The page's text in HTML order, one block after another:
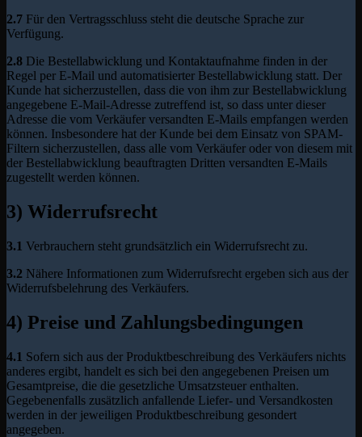
2.7 Für den Vertragsschluss steht die deutsche Sprache zur
Verfügung.
2.8 Die Bestellabwicklung und Kontaktaufnahme finden in der
Regel per E-Mail und automatisierter Bestellabwicklung statt. Der
Kunde hat sicherzustellen, dass die von ihm zur Bestellabwicklung
angegebene E-Mail-Adresse zutreffend ist, so dass unter dieser
Adresse die vom Verkäufer versandten E-Mails empfangen werden
können. Insbesondere hat der Kunde bei dem Einsatz von SPAM-
Filtern sicherzustellen, dass alle vom Verkäufer oder von diesem mit
der Bestellabwicklung beauftragten Dritten versandten E-Mails
zugestellt werden können.
3) Widerrufsrecht
3.1 Verbrauchern steht grundsätzlich ein Widerrufsrecht zu.
3.2 Nähere Informationen zum Widerrufsrecht ergeben sich aus der
Widerrufsbelehrung des Verkäufers.
4) Preise und Zahlungsbedingungen
4.1 Sofern sich aus der Produktbeschreibung des Verkäufers nichts
anderes ergibt, handelt es sich bei den angegebenen Preisen um
Gesamtpreise, die die gesetzliche Umsatzsteuer enthalten.
Gegebenenfalls zusätzlich anfallende Liefer- und Versandkosten
werden in der jeweiligen Produktbeschreibung gesondert
angegeben.